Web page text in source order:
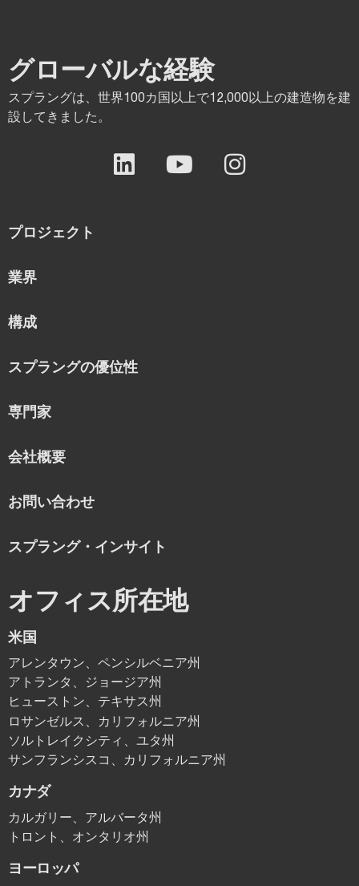
グローバルな経験
スプラングは、世界100カ国以上で12,000以上の建造物を建
設してきました。
プロジェクト
業界
構成
スプラングの優位性
専門家
会社概要
お問い合わせ
スプラング・インサイト
オフィス所在地
米国
アレンタウン、ペンシルベニア州
アトランタ、ジョージア州
ヒューストン、テキサス州
ロサンゼルス、カリフォルニア州
ソルトレイクシティ、ユタ州
サンフランシスコ、カリフォルニア州
カナダ
カルガリー、アルバータ州
トロント、オンタリオ州
ヨーロッパ